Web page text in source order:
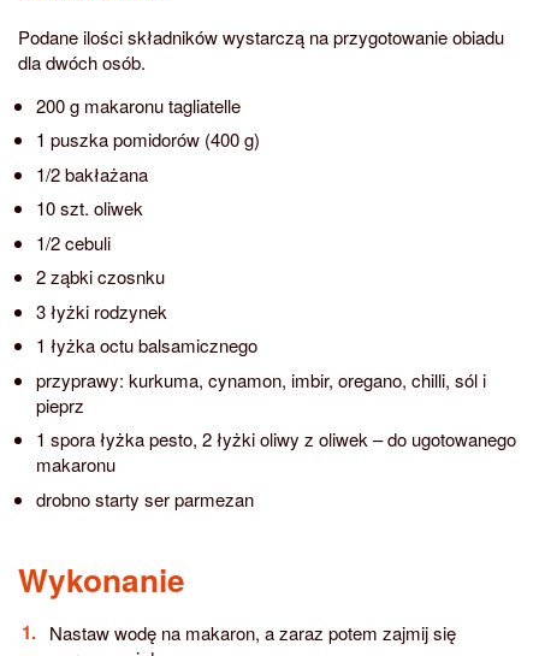
Podane ilości składników wystarczą na przygotowanie obiadu
dla dwóch osób.
200 g makaronu tagliatelle
1 puszka pomidorów (400 g)
1/2 bakłażana
10 szt. oliwek
1/2 cebuli
2 ząbki czosnku
3 łyżki rodzynek
1 łyżka octu balsamicznego
przyprawy: kurkuma, cynamon, imbir, oregano, chilli, sól i
pieprz
1 spora łyżka pesto, 2 łyżki oliwy z oliwek – do ugotowanego
makaronu
drobno starty ser parmezan
Wykonanie
Nastaw wodę na makaron, a zaraz potem zajmij się